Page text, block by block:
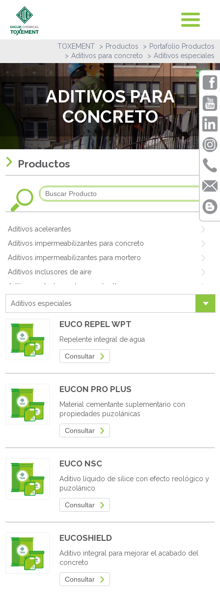
TOXEMENT Productos
Portafolio Productos
Aditivos para concreto
Aditivos especiales
ADITIVOS PARA
CONCRETO
Productos
Aditivos acelerantes
Aditivos impermeabilizantes para concreto
Aditivos impermeabilizantes para mortero
Aditivos inclusores de aire
Aditivos reductores de agua de alto rango
Aditivos reductores de agua de rango medio
Aditivos reductores de agua
Aditivos retardantes reductores de agua
Aditivos morteros larga vida
Aditivos rellenos de fluido
Aditivos para concretos celulares
Aditivos fibras para concreto
Aditivos para concreto lanzado
Aditivos para mampostería
Aditivos especiales
Aditivos especiales
EUCO REPEL WPT
Repelente integral de agua
Consultar
EUCON PRO PLUS
Material cementante suplementario con
propiedades puzolánicas
Consultar
EUCO NSC
Aditivo líquido de sílice con efecto reológico y
puzolánico
Consultar
EUCOSHIELD
Aditivo integral para mejorar el acabado del
concreto
Consultar